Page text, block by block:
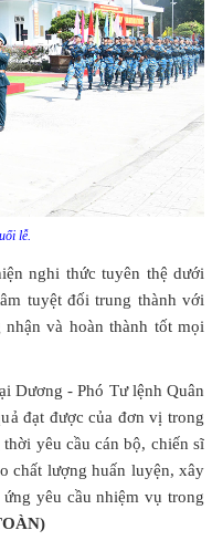
lễ.
nghi thức tuyên thệ dưới
tuyệt đối trung thành với
và hoàn thành tốt mọi
Dương - Phó Tư lệnh Quân
đạt được của đơn vị trong
yêu cầu cán bộ, chiến sĩ
chất lượng huấn luyện, xây
yêu cầu nhiệm vụ trong